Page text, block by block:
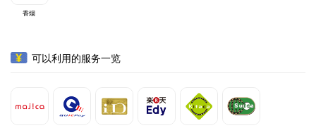
香烟
可以利用的服务一览